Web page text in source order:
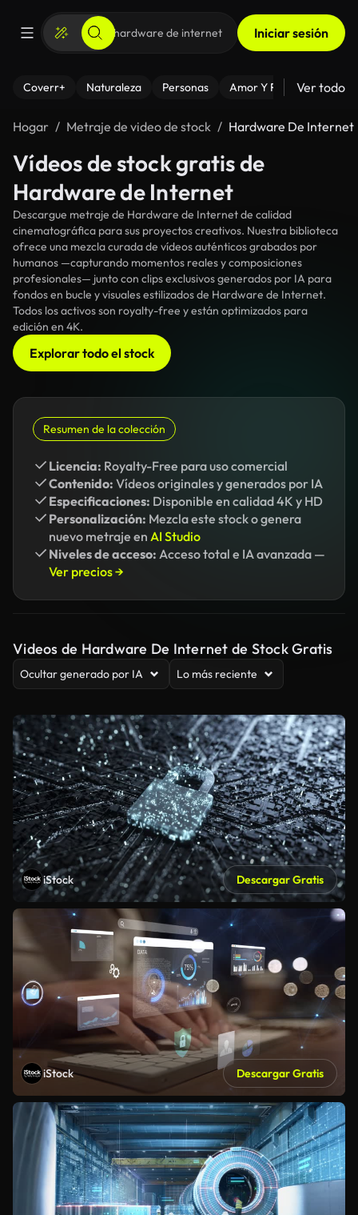
Iniciar sesión
Coverr+ Naturaleza Personas Amor Y Relaciones
Ver todo
Hogar Metraje de video de stock Hardware De Internet
Vídeos de stock gratis de
Hardware de Internet
Descargue metraje de Hardware de Internet de calidad
cinematográfica para sus proyectos creativos. Nuestra biblioteca
ofrece una mezcla curada de vídeos auténticos grabados por
humanos —capturando momentos reales y composiciones
profesionales— junto con clips exclusivos generados por IA para
fondos en bucle y visuales estilizados de Hardware de Internet.
Todos los activos son royalty-free y están optimizados para
edición en 4K.
Explorar todo el stock
Resumen de la colección
Licencia: Royalty-Free para uso comercial
Contenido: Vídeos originales y generados por IA
Especificaciones: Disponible en calidad 4K y HD
Personalización: Mezcla este stock o genera
nuevo metraje en AI Studio
Niveles de acceso: Acceso total e IA avanzada —
Ver precios →
Videos de Hardware De Internet de Stock Gratis
Ocultar generado por IA Lo más reciente
iStock Descargar Gratis
iStock Descargar Gratis